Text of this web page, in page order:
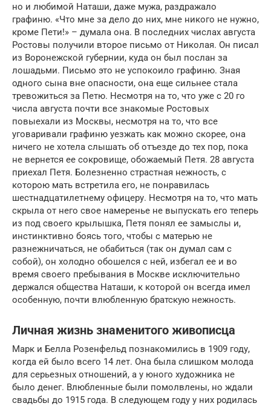
но и любимой Наташи, даже мужа, раздражало
графиню. «Что мне за дело до них, мне никого не нужно,
кроме Пети!» – думала она. В последних числах августа
Ростовы получили второе письмо от Николая. Он писал
из Воронежской губернии, куда он был послан за
лошадьми. Письмо это не успокоило графиню. Зная
одного сына вне опасности, она еще сильнее стала
тревожиться за Петю. Несмотря на то, что уже с 20 го
числа августа почти все знакомые Ростовых
повыехали из Москвы, несмотря на то, что все
уговаривали графиню уезжать как можно скорее, она
ничего не хотела слышать об отъезде до тех пор, пока
не вернется ее сокровище, обожаемый Петя. 28 августа
приехал Петя. Болезненно страстная нежность, с
которою мать встретила его, не понравилась
шестнадцатилетнему офицеру. Несмотря на то, что мать
скрыла от него свое намеренье не выпускать его теперь
из под своего крылышка, Петя понял ее замыслы и,
инстинктивно боясь того, чтобы с матерью не
разнежничаться, не обабиться (так он думал сам с
собой), он холодно обошелся с ней, избегал ее и во
время своего пребывания в Москве исключительно
держался общества Наташи, к которой он всегда имел
особенную, почти влюбленную братскую нежность.
Личная жизнь знаменитого живописца
Марк и Белла Розенфельд познакомились в 1909 году,
когда ей было всего 14 лет. Она была слишком молода
для серьезных отношений, а у юного художника не
было денег. Влюбленные были помолвлены, но ждали
свадьбы до 1915 года. В следующем году у них родилась